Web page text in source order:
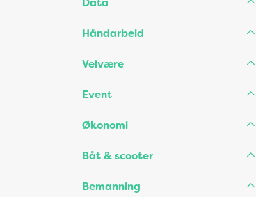
Håndarbeid
Velvære
Event
Økonomi
Båt & scooter
Bemanning